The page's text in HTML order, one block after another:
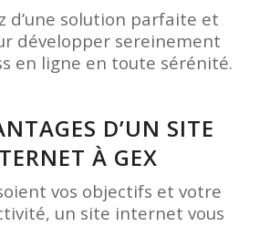
d’une solution parfaite et
développer sereinement
en ligne en toute sérénité.
D’UN SITE
À GEX
vos objectifs et votre
un site internet vous